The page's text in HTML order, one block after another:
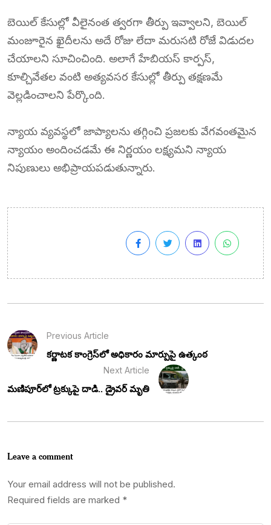
బెయిల్ కేసుల్లో వీలైనంత త్వరగా తీర్పు ఇవ్వాలని, బెయిల్
మంజూరైన ఖైదీలను అదే రోజు లేదా మరుసటి రోజే విడుదల
చేయాలని సూచించింది. అలాగే హేబియస్ కార్పస్,
కూల్చివేతల వంటి అత్యవసర కేసుల్లో తీర్పు తక్షణమే
వెల్లడించాలని పేర్కొంది.
న్యాయ వ్యవస్థలో జాప్యాలను తగ్గించి ప్రజలకు వేగవంతమైన
న్యాయం అందించడమే ఈ నిర్ణయం లక్ష్యమని న్యాయ
నిపుణులు అభిప్రాయపడుతున్నారు.
Previous Article
కర్ణాటక కాంగ్రెస్‌లో అధికారం మార్పుపై ఉత్కంఠ
Next Article
మణిపూర్‌లో ట్రక్కుపై దాడి.. డ్రైవర్ మృతి
Leave a comment
Your email address will not be published.
Required fields are marked *